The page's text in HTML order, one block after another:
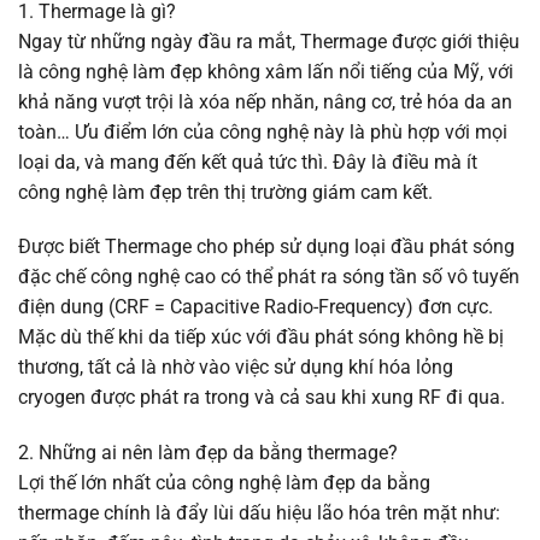
1. Thermage là gì?
Ngay từ những ngày đầu ra mắt, Thermage được giới thiệu
là công nghệ làm đẹp không xâm lấn nổi tiếng của Mỹ, với
khả năng vượt trội là xóa nếp nhăn, nâng cơ, trẻ hóa da an
toàn… Ưu điểm lớn của công nghệ này là phù hợp với mọi
loại da, và mang đến kết quả tức thì. Đây là điều mà ít
công nghệ làm đẹp trên thị trường giám cam kết.
Được biết Thermage cho phép sử dụng loại đầu phát sóng
đặc chế công nghệ cao có thể phát ra sóng tần số vô tuyến
điện dung (CRF = Capacitive Radio-Frequency) đơn cực.
Mặc dù thế khi da tiếp xúc với đầu phát sóng không hề bị
thương, tất cả là nhờ vào việc sử dụng khí hóa lỏng
cryogen được phát ra trong và cả sau khi xung RF đi qua.
2. Những ai nên làm đẹp da bằng thermage?
Lợi thế lớn nhất của công nghệ làm đẹp da bằng
thermage chính là đẩy lùi dấu hiệu lão hóa trên mặt như: